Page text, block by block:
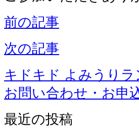
前の記事
次の記事
キドキド よみうりラ
お問い合わせ・お申
最近の投稿